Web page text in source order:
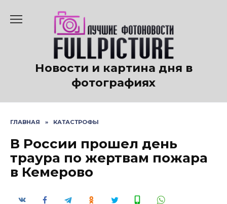
содержанию
Новости и картина дня в
фотографиях
ГЛАВНАЯ » КАТАСТРОФЫ
В России прошел день
траура по жертвам пожара
в Кемерово